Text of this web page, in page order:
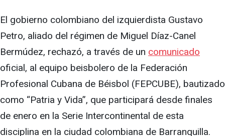
El gobierno colombiano del izquierdista Gustavo
Petro, aliado del régimen de Miguel Díaz-Canel
Bermúdez, rechazó, a través de un comunicado
oficial, al equipo beisbolero de la Federación
Profesional Cubana de Béisbol (FEPCUBE), bautizado
como “Patria y Vida”, que participará desde finales
de enero en la Serie Intercontinental de esta
disciplina en la ciudad colombiana de Barranquilla.